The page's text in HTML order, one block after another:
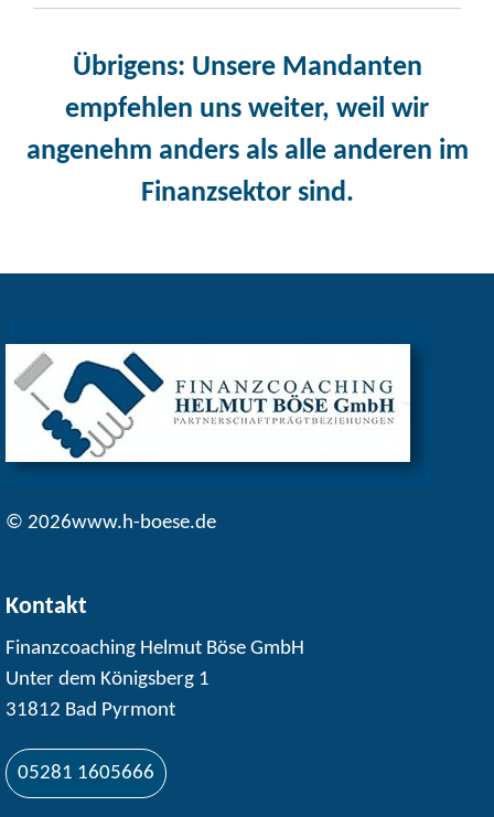
Übrigens: Unsere Mandanten
empfehlen uns weiter, weil wir
angenehm anders als alle anderen im
Finanzsektor sind.
© 2026www.h-boese.de
Kontakt
Finanzcoaching Helmut Böse GmbH
Unter dem Königsberg 1
31812 Bad Pyrmont
05281 1605666